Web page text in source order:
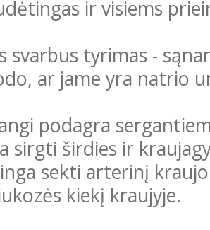
ir visiems
svarbus tyrimas -
ar jame yra natrio
podagra
sirgti širdies ir
sekti arterinį
kiekį kraujyje.